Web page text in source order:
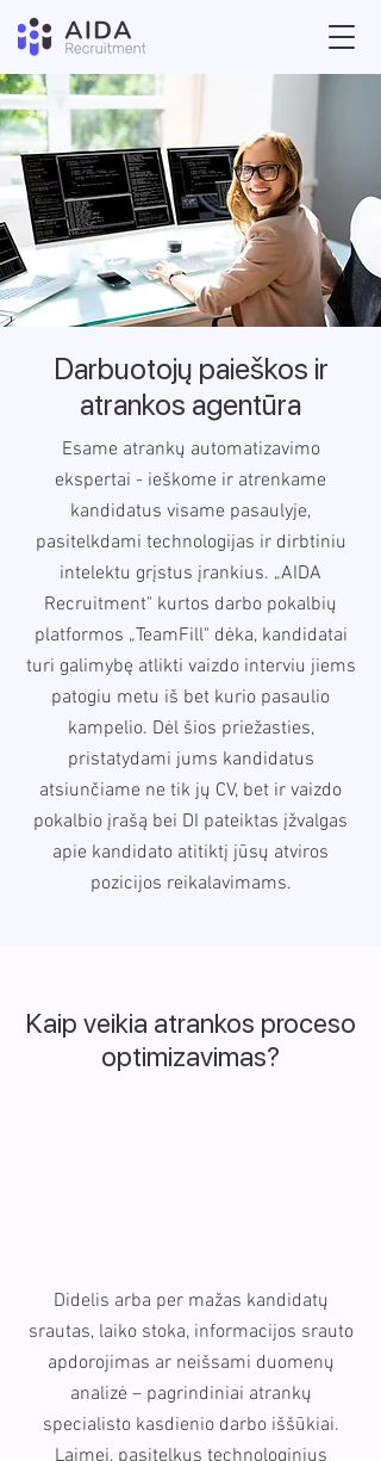
Darbuotojų paieškos ir
atrankos agentūra
Esame atrankų automatizavimo
ekspertai - ieškome ir atrenkame
kandidatus visame pasaulyje,
pasitelkdami technologijas ir dirbtiniu
intelektu grįstus įrankius. „AIDA
Recruitment" kurtos darbo pokalbių
platformos „TeamFill" dėka, kandidatai
turi galimybę atlikti vaizdo interviu jiems
patogiu metu iš bet kurio pasaulio
kampelio. Dėl šios priežasties,
pristatydami jums kandidatus
atsiunčiame ne tik jų CV, bet ir vaizdo
pokalbio įrašą bei DI pateiktas įžvalgas
apie kandidato atitiktį jūsų atviros
pozicijos reikalavimams.
Kaip veikia atrankos proceso
optimizavimas?
Didelis arba per mažas kandidatų
srautas, laiko stoka, informacijos srauto
apdorojimas ar neišsami duomenų
analizė – pagrindiniai atrankų
specialisto kasdienio darbo iššūkiai.
Laimei, pasitelkus technologinius